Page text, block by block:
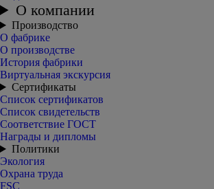
О компании
Производство
О фабрике
О производстве
История фабрики
Виртуальная экскурсия
Сертификаты
Список сертификатов
Список свидетельств
Соответствие ГОСТ
Награды и дипломы
Политики
Экология
Охрана труда
FSC